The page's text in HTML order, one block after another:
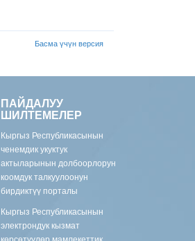
Басма үчүн версия
ПАЙДАЛУУ
ШИЛТЕМЕЛЕР
Кыргыз Республикасынын
ченемдик укуктук
актыларынын долбоорлорун
коомдук талкуулоонун
бирдиктүү порталы
Кыргыз Республикасынын
электрондук кызмат
көрсөтүүлөр мамлекеттик